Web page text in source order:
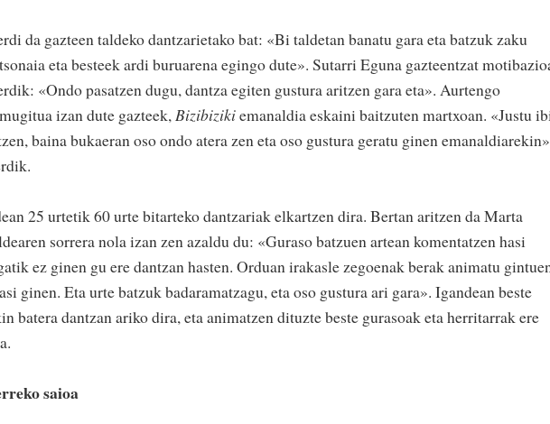
da gazteen taldeko dantzarietako bat: «Bi taldetan banatu gara eta batzuk zaku
eta besteek ardi buruarena egingo dute». Sutarri Eguna gazteentzat
«Ondo pasatzen dugu, dantza egiten gustura aritzen gara eta». Aurtengo
izan dute gazteek,Bizibizikiemanaldia eskaini baitzuten martxoan. «Justu
baina bukaeran oso ondo atera zen eta oso gustura geratu ginen
25 urtetik 60 urte bitarteko dantzariak elkartzen dira. Bertan aritzen da Marta
sorrera nola izan zen azaldu du: «Guraso batzuen artean komentatzen hasi
ez ginen gu ere dantzan hasten. Orduan irakasle zegoenak berak animatu
ginen. Eta urte batzuk badaramatzagu, eta oso gustura ari gara». Igandean beste
batera dantzan ariko dira, eta animatzen dituzte beste gurasoak eta herritarrak ere
saioa